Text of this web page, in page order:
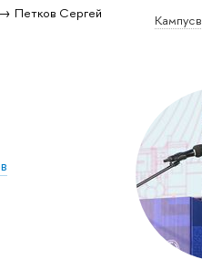
Кампус в
Петков Сергей